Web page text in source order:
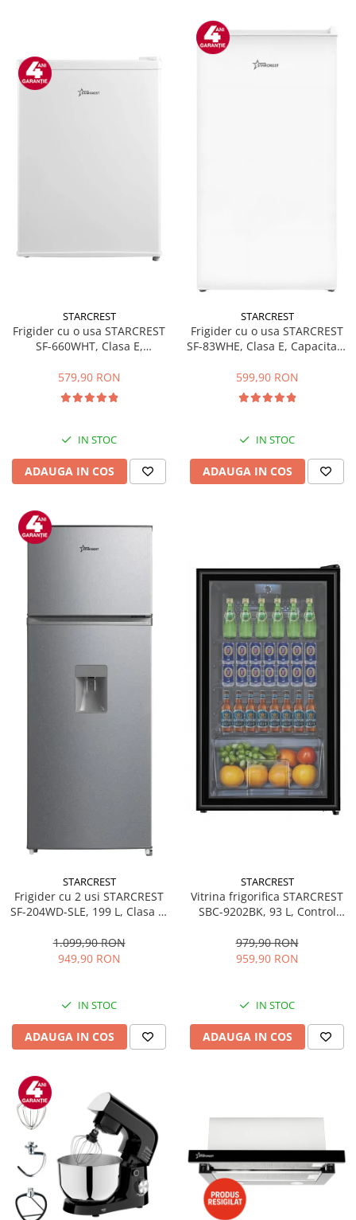
STARCREST
Frigider cu o usa STARCREST
SF-660WHT, Clasa E,
579,90 RON
IN STOC
ADAUGA IN COS
STARCREST
Frigider cu o usa STARCREST
SF-83WHE, Clasa E, Capacitate
Compartiment gheata, H 85
cm, Alb
599,90 RON
IN STOC
ADAUGA IN COS
STARCREST
Frigider cu 2 usi STARCREST
SF-204WD-SLE, 199 L, Clasa E,
Termostat Ajustabil, Usi
reversibile, H 143 cm, Argintiu
1.099,90 RON
949,90 RON
IN STOC
ADAUGA IN COS
STARCREST
Vitrina frigorifica STARCREST
SBC-9202BK, 93 L, Control
83.2 cm, Negru
979,90 RON
959,90 RON
IN STOC
ADAUGA IN COS